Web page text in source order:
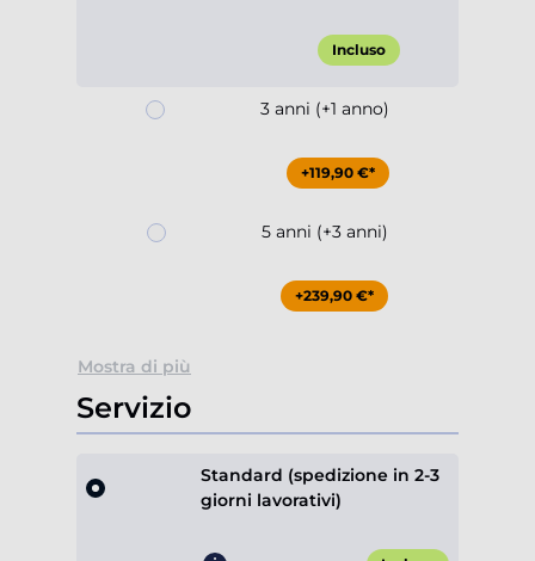
Incluso
3 anni (+1 anno)
+119,90 €*
5 anni (+3 anni)
+239,90 €*
Mostra di più
Servizio
Standard (spedizione in 2-3
giorni lavorativi)